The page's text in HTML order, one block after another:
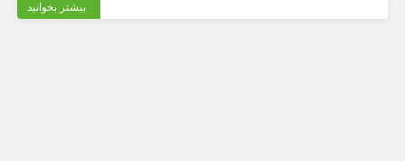
بیشتر بخوانید